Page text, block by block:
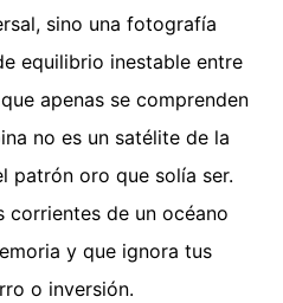
sino una fotografía
equilibrio inestable entre
apenas se comprenden
no es un satélite de la
patrón oro que solía ser.
corrientes de un océano
y que ignora tus
o inversión.